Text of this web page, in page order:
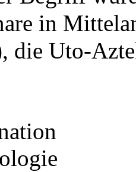
in
die Uto-